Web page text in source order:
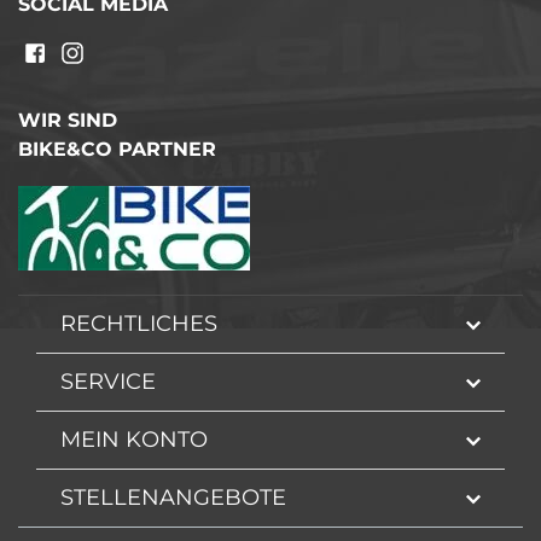
WIR SIND
BIKE&CO PARTNER
RECHTLICHES
SERVICE
MEIN KONTO
STELLENANGEBOTE